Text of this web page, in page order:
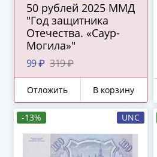
50 рублей 2025 ММД
"Год защитника
Отечества. «Саур-
Могила»"
99 ₽ 319 ₽
Отложить В корзину
-13% UNC